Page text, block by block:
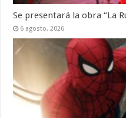
Se presentará la obra “La
6 agosto, 2026